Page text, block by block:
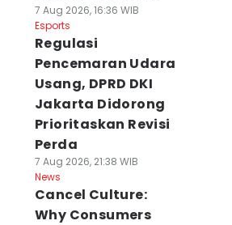
7 Aug 2026, 16:36 WIB
Esports
Regulasi
Pencemaran Udara
Usang, DPRD DKI
Jakarta Didorong
Prioritaskan Revisi
Perda
7 Aug 2026, 21:38 WIB
News
Cancel Culture:
Why Consumers